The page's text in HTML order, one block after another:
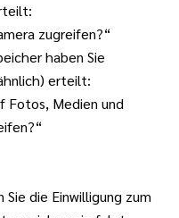
zugreifen?“
haben Sie
erteilt:
Medien und
die Einwilligung zum